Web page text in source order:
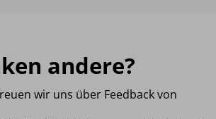
andere?
wir uns über Feedback von